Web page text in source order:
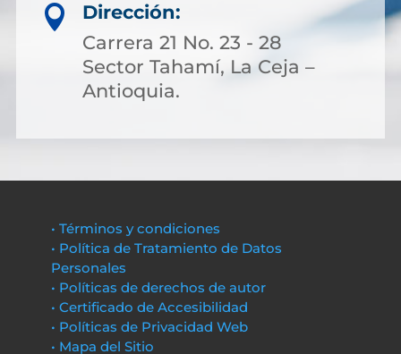

Dirección:
Carrera 21 No. 23 - 28
Sector Tahamí, La Ceja –
Antioquia.
• Términos y condiciones
• Política de Tratamiento de Datos
Personales
• Políticas de derechos de autor
• Certificado de Accesibilidad
• Políticas de Privacidad Web
• Mapa del Sitio